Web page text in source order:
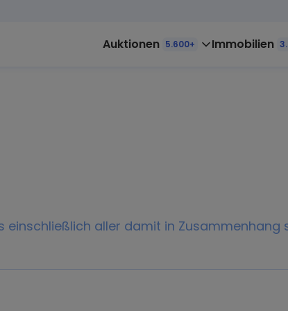
Auktionen 5.600+ Immobilien
aller damit in Zusammenhang